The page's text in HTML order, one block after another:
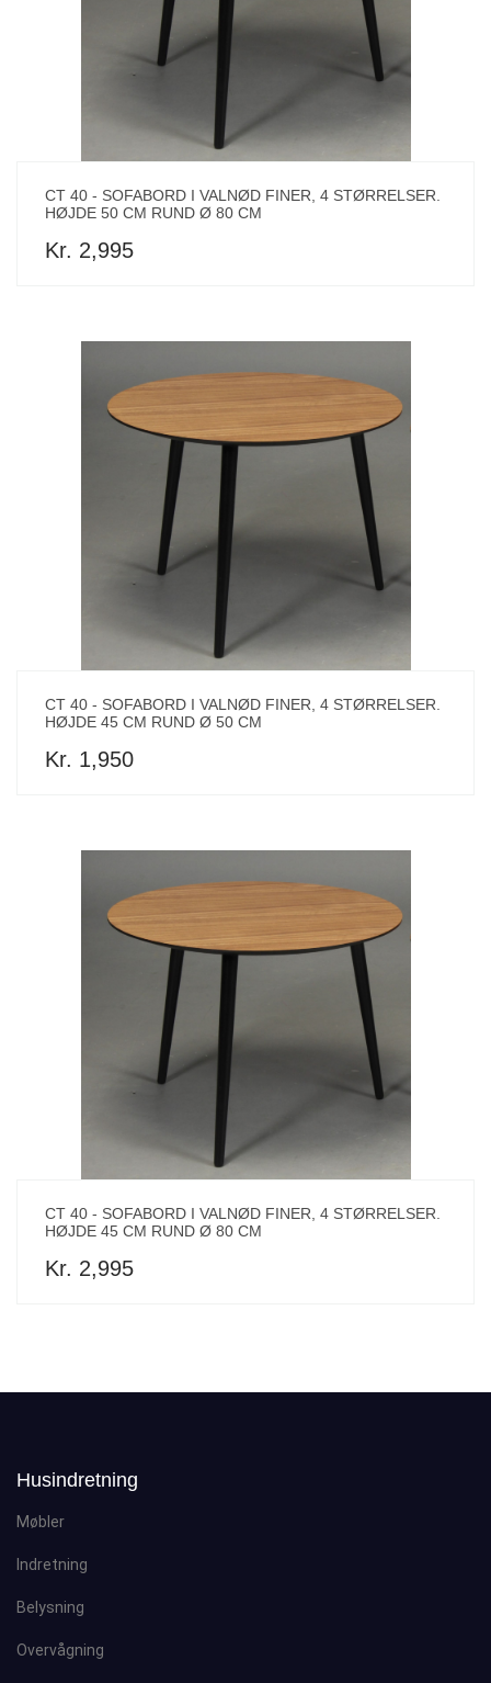
CT 40 - SOFABORD I VALNØD FINER, 4 STØRRELSER.
HØJDE 50 CM RUND Ø 80 CM
Kr. 2,995
CT 40 - SOFABORD I VALNØD FINER, 4 STØRRELSER.
HØJDE 45 CM RUND Ø 50 CM
Kr. 1,950
CT 40 - SOFABORD I VALNØD FINER, 4 STØRRELSER.
HØJDE 45 CM RUND Ø 80 CM
Kr. 2,995
Husindretning
Møbler
Indretning
Belysning
Overvågning